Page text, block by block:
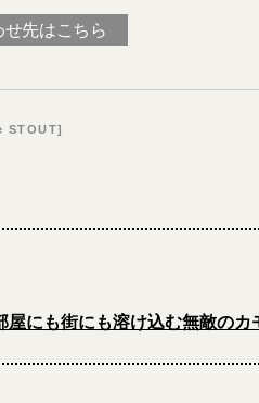
先はこちら
屋にも街にも溶け込む無敵のカ